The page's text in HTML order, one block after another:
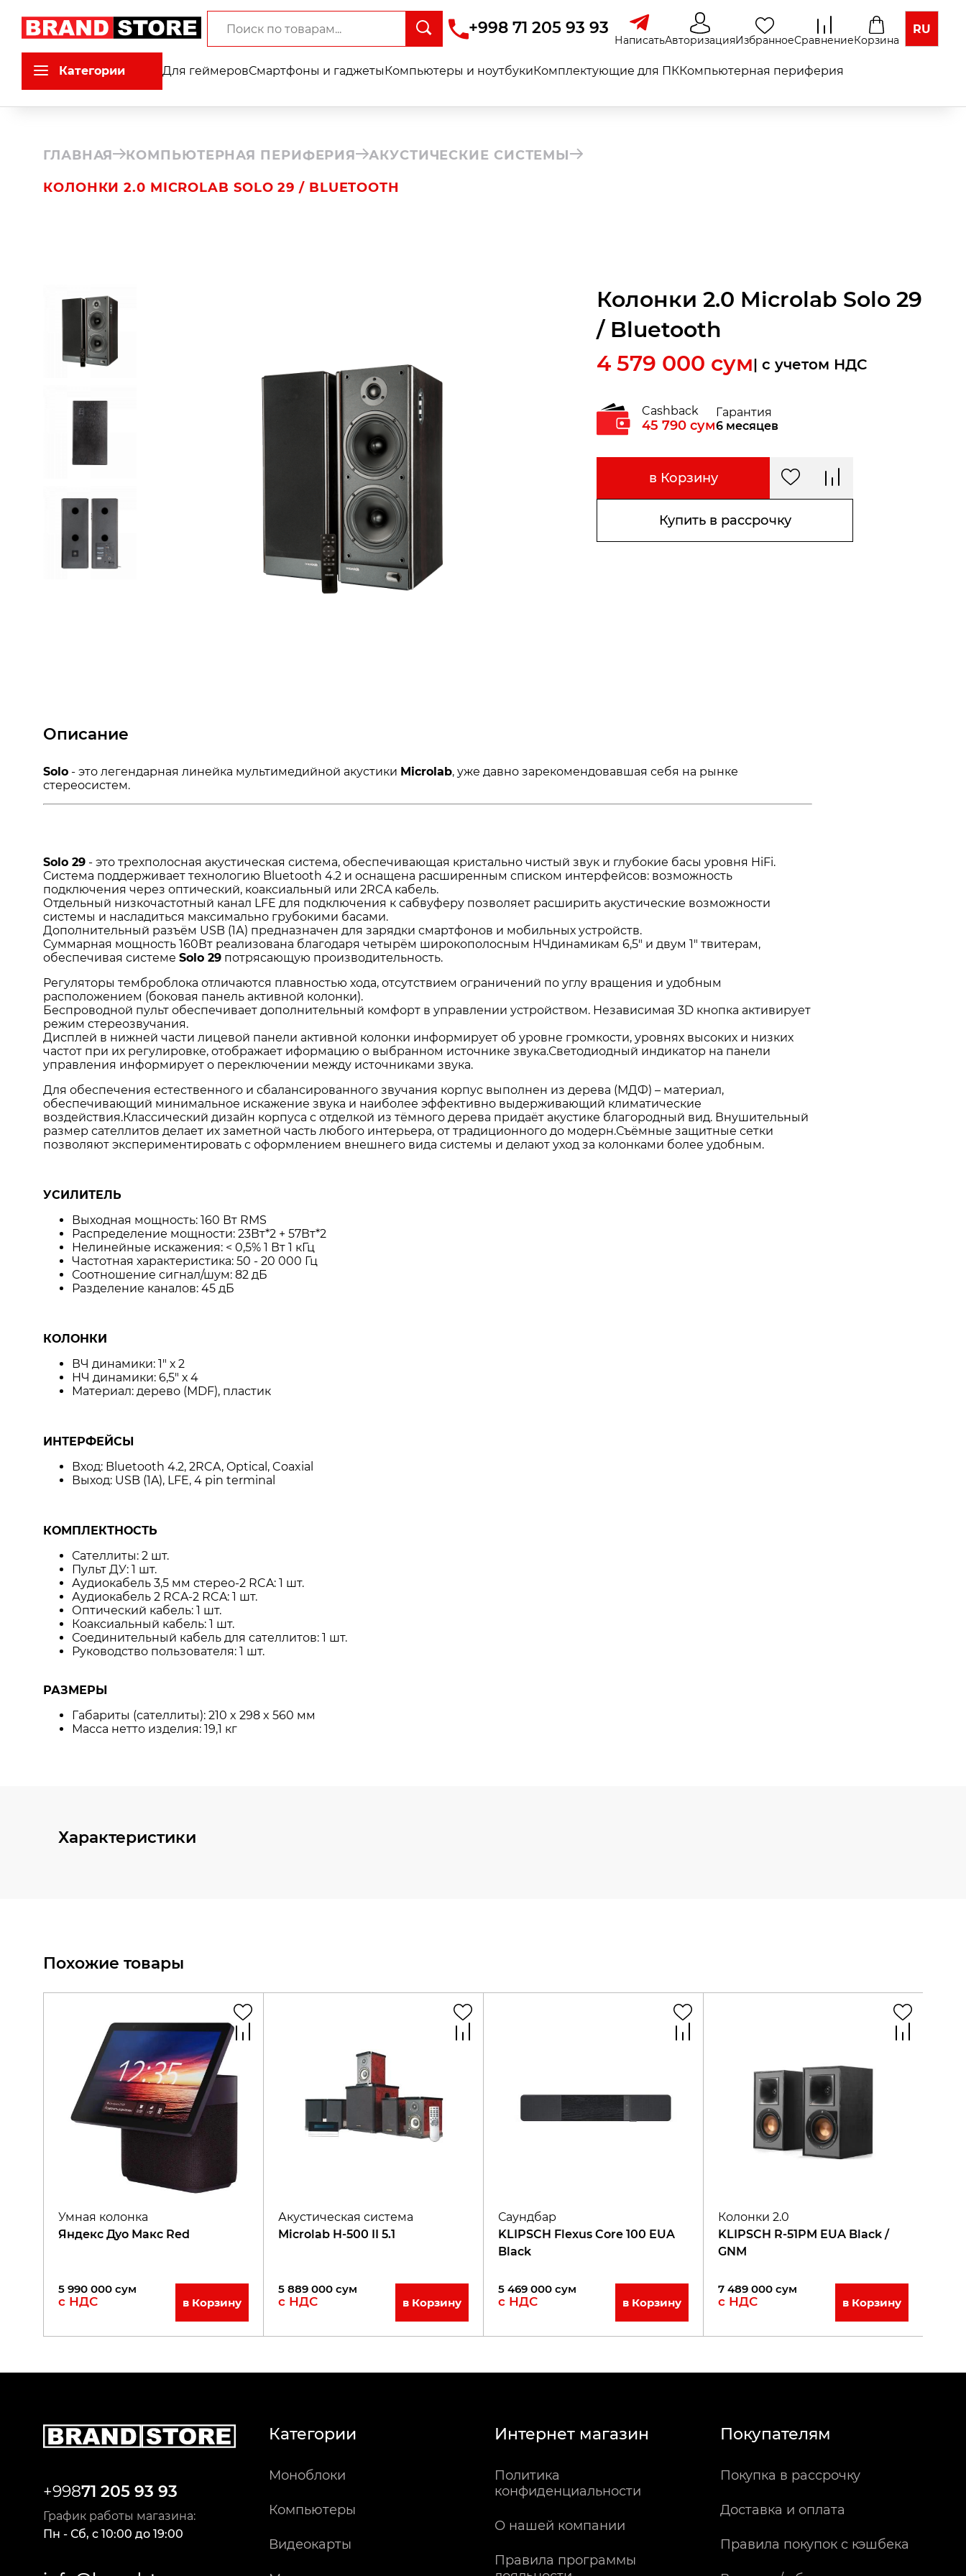
+998 71 205 93 93
НаписатьАвторизацияИзбранноеСравнениеКорзина
RU
Категории Для геймеровСмартфоны и гаджетыКомпьютеры и ноутбукиКомплектующие для ПККомпьютерная периферия
ГЛАВНАЯ КОМПЬЮТЕРНАЯ ПЕРИФЕРИЯ АКУСТИЧЕСКИЕ СИСТЕМЫ
КОЛОНКИ 2.0 MICROLAB SOLO 29 / BLUETOOTH
Колонки 2.0 Microlab Solo 29
/ Bluetooth
4 579 000 сум| c учетом НДС
Cashback
45 790 сум
Гарантия
6 месяцев
в Корзину
Купить в рассрочку
Описание
Характеристики
Похожие товары
Умная колонка
Яндекс Дуо Макс Red
5 990 000 сум
с НДС в Корзину
Акустическая система
Microlab H-500 II 5.1
5 889 000 сум
с НДС в Корзину
Саундбар
KLIPSCH Flexus Core 100 EUA
Black
5 469 000 сум
с НДС в Корзину
Колонки 2.0
KLIPSCH R-51PM EUA Black /
GNM
7 489 000 сум
с НДС в Корзину
+99871 205 93 93
График работы магазина:
Пн - Сб, c 10:00 до 19:00
Категории
Моноблоки
Компьютеры
Видеокарты
Интернет магазин
Политика
конфиденциальности
О нашей компании
Правила программы
Покупателям
Покупка в рассрочку
Доставка и оплата
Правила покупок с кэшбека